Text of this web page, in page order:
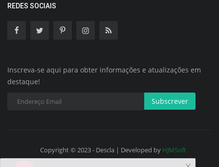
REDES SOCIAIS
Inscreva-se aqui para obter informações e atualizações em
destaque!
Subscrever
Copyright © 2023 - Descla | Developed by HJMSoft